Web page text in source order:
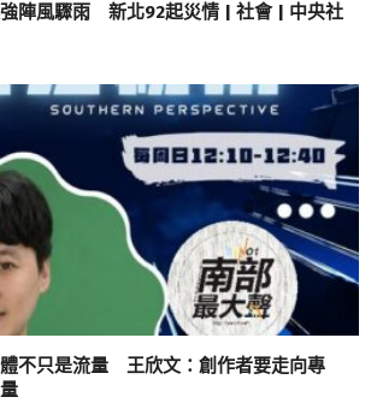
陣風驟雨 新北92起災情 | 社會 | 中央社
體不只是流量 王欣文：創作者要走向專